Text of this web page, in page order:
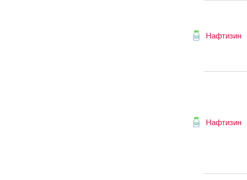
Нафтизин
Нафтизин